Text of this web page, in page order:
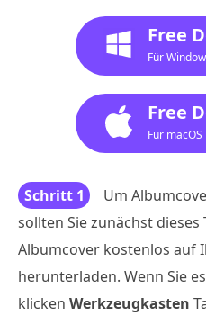
Free
Für
Free
Für
Schritt 1
Um
sollten Sie zunächst
Albumcover kostenlos auf
herunterladen. Wenn Sie
klicken Werkzeugkasten